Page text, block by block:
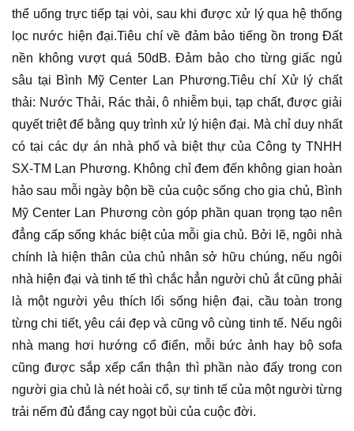
thể uống trực tiếp tại vòi, sau khi được xử lý qua hệ thống
lọc nước hiện đại.Tiêu chí về đảm bảo tiếng ồn trong Đất
nền không vượt quá 50dB. Đảm bảo cho từng giấc ngủ
sâu tại Bình Mỹ Center Lan Phương.Tiêu chí Xử lý chất
thải: Nước Thải, Rác thải, ô nhiễm bụi, tạp chất, được giải
quyết triệt để bằng quy trình xử lý hiện đại. Mà chỉ duy nhất
có tại các dự án nhà phố và biệt thự của Công ty TNHH
SX-TM Lan Phương. Không chỉ đem đến không gian hoàn
hảo sau mỗi ngày bộn bề của cuộc sống cho gia chủ, Bình
Mỹ Center Lan Phương còn góp phần quan trọng tạo nên
đẳng cấp sống khác biệt của mỗi gia chủ. Bởi lẽ, ngôi nhà
chính là hiện thân của chủ nhân sở hữu chúng, nếu ngôi
nhà hiện đại và tinh tế thì chắc hẳn người chủ ắt cũng phải
là một người yêu thích lối sống hiện đại, cầu toàn trong
từng chi tiết, yêu cái đẹp và cũng vô cùng tinh tế. Nếu ngôi
nhà mang hơi hướng cổ điển, mỗi bức ảnh hay bộ sofa
cũng được sắp xếp cẩn thận thì phần nào đấy trong con
người gia chủ là nét hoài cổ, sự tinh tế của một người từng
trải nếm đủ đắng cay ngọt bùi của cuộc đời.